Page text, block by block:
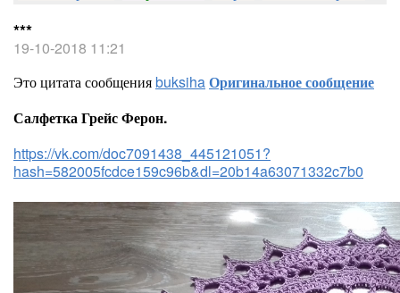
***
19-10-2018 11:21
Это цитата сообщенияbuksihaОригинальное сообщение
Салфетка Грейс Ферон.
https://vk.com/doc7091438_445121051?
hash=582005fcdce159c96b&dl=20b14a63071332c7b0